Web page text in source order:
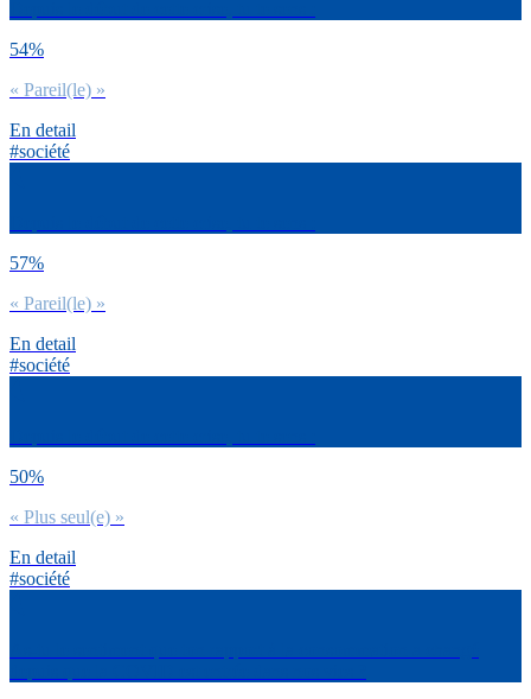
54%
« Pareil(le) »
En detail
#société
57%
« Pareil(le) »
En detail
#société
50%
« Plus seul(e) »
En detail
#société